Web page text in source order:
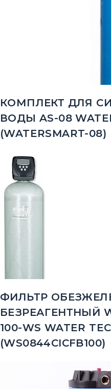
КОМПЛЕКТ ДЛЯ
ВОДЫ AS-08
(WATERSMART-08)
ФИЛЬТР
БЕЗРЕАГЕНТНЫЙ
100-WS WATER
(WS0844CICFB100)